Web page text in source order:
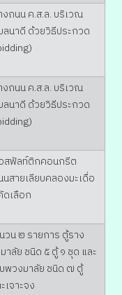
ถนน ค.ส.ล. บริเวณ
ลนาดี ด้วยวิธีประกวด
ถนน ค.ส.ล. บริเวณ
ลนาดี ด้วยวิธีประกวด
สฟัลท์ติกคอนกรีต
สายเลียบคลองมะเดื่อ
ดเลือก
น ๒ รายการ ตู้ราง
ลัย ชนิด ๕ ตู้ ๑ ชุด และ
พวงมาลัย ชนิด ๗ ตู้
เจาะจง